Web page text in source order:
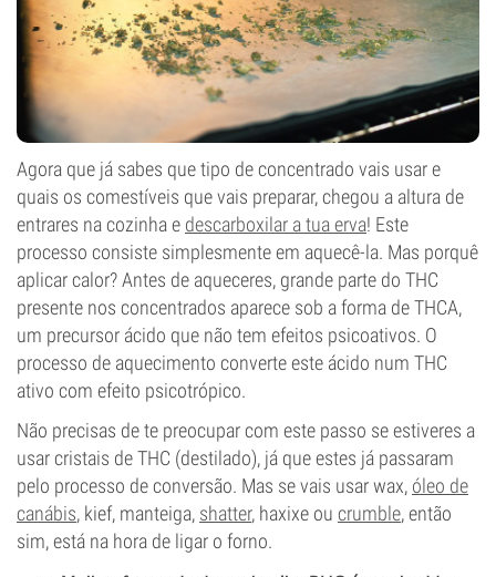
Agora que já sabes que tipo de concentrado vais usar e
quais os comestíveis que vais preparar, chegou a altura de
entrares na cozinha e descarboxilar a tua erva! Este
processo consiste simplesmente em aquecê-la. Mas porquê
aplicar calor? Antes de aqueceres, grande parte do THC
presente nos concentrados aparece sob a forma de THCA,
um precursor ácido que não tem efeitos psicoativos. O
processo de aquecimento converte este ácido num THC
ativo com efeito psicotrópico.
Não precisas de te preocupar com este passo se estiveres a
usar cristais de THC (destilado), já que estes já passaram
pelo processo de conversão. Mas se vais usar wax, óleo de
canábis, kief, manteiga, shatter, haxixe ou crumble, então
sim, está na hora de ligar o forno.